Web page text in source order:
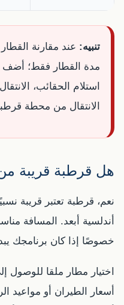
تنبيه: عند مقارنة
مدة القطار فقط؛ أضف
استلام الحقائب،
الانتقال من محطة
هل قرطبة قريبة
نعم، قرطبة تعتبر قريبة
أندلسية أبعد. المسافة
خصوصًا إذا كان برنامجك
اختيار مطار ملقا للوصول
أسعار الطيران أو